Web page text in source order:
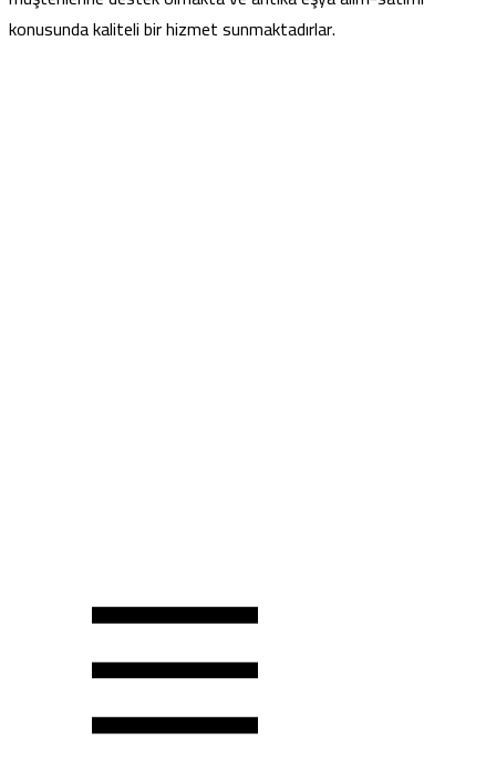
konusunda kaliteli bir hizmet sunmaktadırlar.